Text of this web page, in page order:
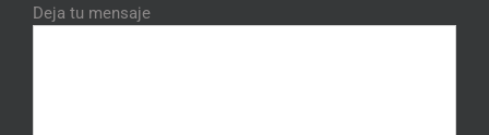
Deja tu mensaje